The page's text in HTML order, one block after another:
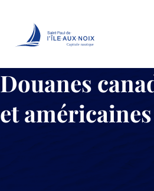
content
Capitale nautique
Douanes
et américaines